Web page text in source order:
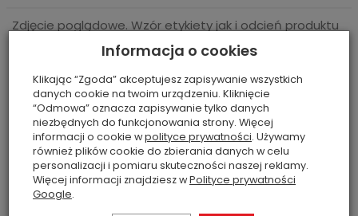
Zdjęcie poglądowe. Wzór etykiety jak i odcień produktu
na zdjęciu mogą się nieznacznie różnić od wyglądu
rzeczywistego, natomiast receptura i zapach zawsze
bez zmian.
Polecane produkty
7 dniach produktem interesują się
Informacja o cookies
Klikając “Zgoda” akceptujesz zapisywanie wszystkich
danych cookie na twoim urządzeniu. Kliknięcie
“Odmowa” oznacza zapisywanie tylko danych
niezbędnych do funkcjonowania strony. Więcej
informacji o cookie wpolityce prywatności. Używamy
również plików cookie do zbierania danych w celu
personalizacji i pomiaru skuteczności naszej reklamy.
Więcej informacji znajdziesz wPolityce prywatności
Google.